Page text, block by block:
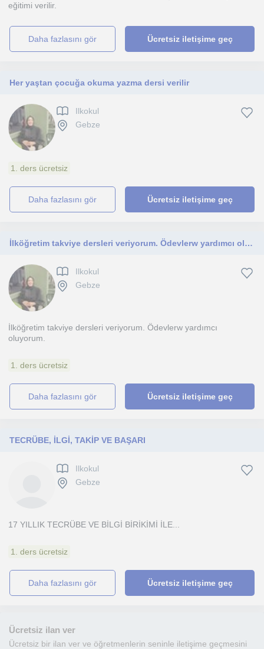
eğitimi verilir.
daha fazlasını gör Ücretsiz iletişime geç
Her yaştan çocuğa okuma yazma dersi verilir
Ilkokul
Gebze
1. ders ücretsiz
daha fazlasını gör Ücretsiz iletişime geç
İlköğretim takviye dersleri veriyorum. Ödevlerw yardımcı oluyorum
Ilkokul
Gebze
İlköğretim takviye dersleri veriyorum. Ödevlerw yardımcı
oluyorum.
1. ders ücretsiz
daha fazlasını gör Ücretsiz iletişime geç
TECRÜBE, İLGİ, TAKİP VE BAŞARI
Ilkokul
Gebze
17 YILLIK TECRÜBE VE BİLGİ BİRİKİMİ İLE...
1. ders ücretsiz
daha fazlasını gör Ücretsiz iletişime geç
Ücretsiz ilan ver
Ücretsiz bir ilan ver ve öğretmenlerin seninle iletişime geçmesini